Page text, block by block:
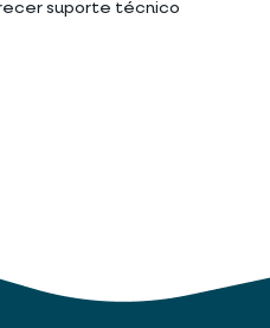
suporte técnico